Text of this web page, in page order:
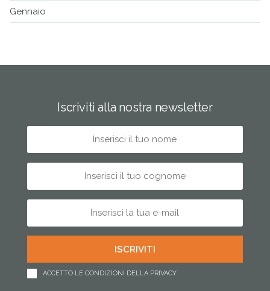
Gennaio
Iscriviti alla nostra newsletter
ACCETTO LE CONDIZIONI DELLA PRIVACY